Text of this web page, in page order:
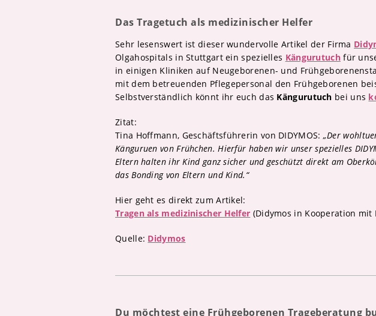
Das Tragetuch als medizinischer Helfer
Sehr lesenswert ist dieser wundervolle Artikel der Firma
Olgahospitals in Stuttgart ein spezielles Kängurutuchfür
in einigen Kliniken auf Neugeborenen- und
mit dem betreuenden Pflegepersonal den Frühgeborenen
Selbstverständlich könnt ihr euch das Kängurutuch bei uns
Zitat:
Tina Hoffmann, Geschäftsführerin von DIDYMOS: „Der
Känguruen von Frühchen. Hierfür haben wir unser spezielles
Eltern halten ihr Kind ganz sicher und geschützt direkt am
das Bonding von Eltern und Kind.“
Hier geht es direkt zum Artikel:
Tragen als medizinischer Helfer (Didymos in Kooperation mit
Quelle: Didymos
Du möchtest eine Frühgeborenen Trageberatung